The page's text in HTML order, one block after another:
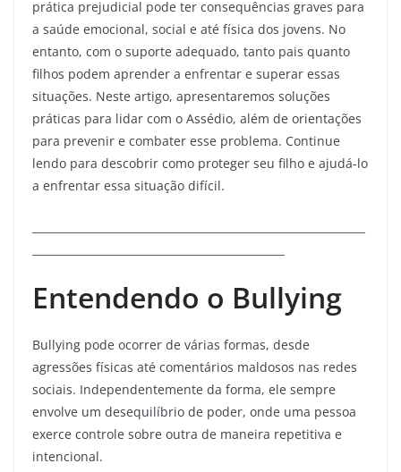
prática prejudicial pode ter consequências graves para
a saúde emocional, social e até física dos jovens. No
entanto, com o suporte adequado, tanto pais quanto
filhos podem aprender a enfrentar e superar essas
situações. Neste artigo, apresentaremos soluções
práticas para lidar com o Assédio, além de orientações
para prevenir e combater esse problema. Continue
lendo para descobrir como proteger seu filho e ajudá-lo
a enfrentar essa situação difícil.
Entendendo o Bullying
Bullying pode ocorrer de várias formas, desde
agressões físicas até comentários maldosos nas redes
sociais. Independentemente da forma, ele sempre
envolve um desequilíbrio de poder, onde uma pessoa
exerce controle sobre outra de maneira repetitiva e
intencional.